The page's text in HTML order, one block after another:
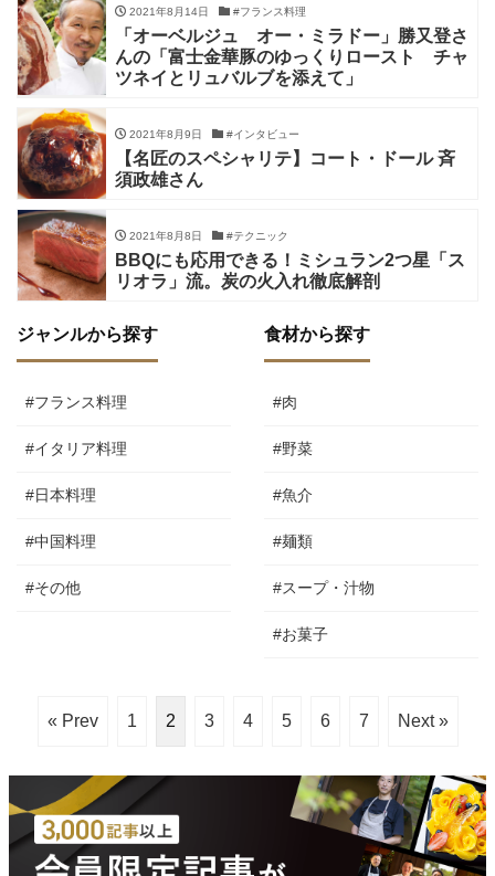
2021年8月14日 #フランス料理
「オーベルジュ オー・ミラドー」勝又登さ
んの「富士金華豚のゆっくりロースト チャ
ツネイとリュバルブを添えて」
2021年8月9日 #インタビュー
【名匠のスペシャリテ】コート・ドール 斉
須政雄さん
2021年8月8日 #テクニック
BBQにも応用できる！ミシュラン2つ星「ス
リオラ」流。炭の火入れ徹底解剖
ジャンルから探す
#フランス料理
#イタリア料理
#日本料理
#中国料理
#その他
食材から探す
#肉
#野菜
#魚介
#麺類
#スープ・汁物
#お菓子
« Prev 1 2 3 4 5 6 7 Next »